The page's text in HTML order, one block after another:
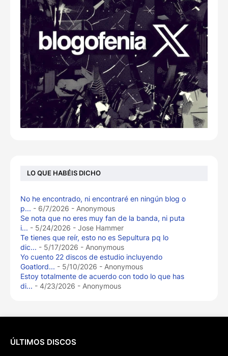
LO QUE HABÉIS DICHO
No he encontrado, ni encontraré en ningún blog o
p... - 6/7/2026 - Anonymous
Se nota que no eres muy fan de la banda, ni puta
i... - 5/24/2026 - Jose Hammer
Te tienes que reír, esto no es Sepultura pq lo
dic... - 5/17/2026 - Anonymous
Yo cuento 22 discos de estudio incluyendo
Goatlord... - 5/10/2026 - Anonymous
Estoy totalmente de acuerdo con todo lo que has
di... - 4/23/2026 - Anonymous
ÚLTIMOS DISCOS